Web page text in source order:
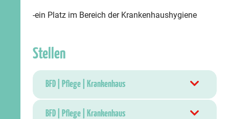
-ein Platz im Bereich der Krankenhaushygiene
Stellen
BFD | Pflege | Krankenhaus
BFD | Pflege | Krankenhaus